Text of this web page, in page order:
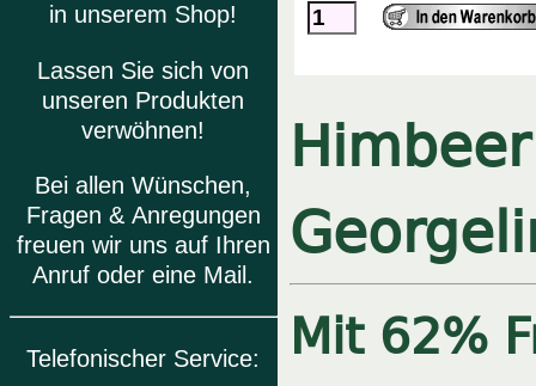
in unserem Shop!
Lassen Sie sich von
unseren Produkten
verwöhnen!
Bei allen Wünschen,
Fragen & Anregungen
freuen wir uns auf Ihren
Anruf oder eine Mail.
Telefonischer Service: Mit 62%